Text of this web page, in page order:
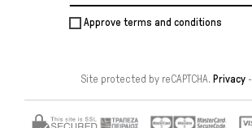
Approve terms and conditions
Site protected by reCAPTCHA. Privacy-